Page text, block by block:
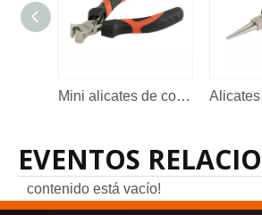
Mini alicates de corte final de la mejor calidad para joyería
EVENTOS
contenido está vacío!